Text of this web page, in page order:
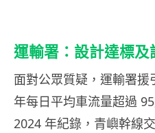
運輸署：設計達標
面對公眾質疑，運輸署
年每日平均車流量超過
2024 年紀錄，青嶼幹線